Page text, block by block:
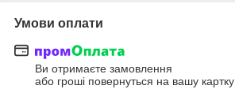
Умови оплати
Ви отримаєте замовлення
або гроші повернуться на вашу картку